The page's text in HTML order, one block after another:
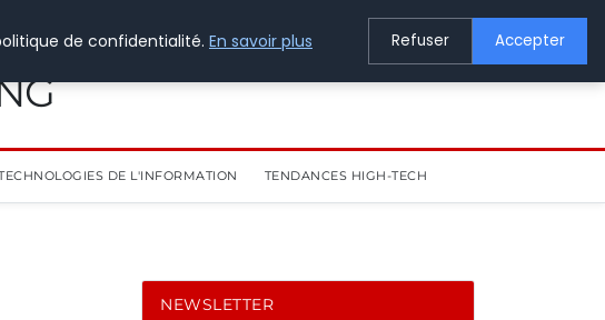
DE L'INFORMATION TENDANCES HIGH-TECH
NEWSLETTER
de confidentialité. En savoir plus Refuser Accepter